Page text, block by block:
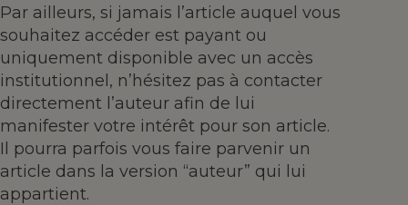
Par ailleurs, si jamais l’article auquel vous
souhaitez accéder est payant ou
uniquement disponible avec un accès
institutionnel, n’hésitez pas à contacter
directement l’auteur afin de lui
manifester votre intérêt pour son article.
Il pourra parfois vous faire parvenir un
article dans la version “auteur” qui lui
appartient.